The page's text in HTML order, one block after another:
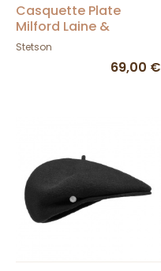
Casquette Plate
Milford Laine &
Cachemire - Stetson
Stetson
69,00 €